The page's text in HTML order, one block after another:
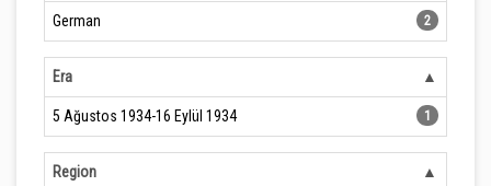
German 2
Era
5 Ağustos 1934-16 Eylül 1934 1
Region